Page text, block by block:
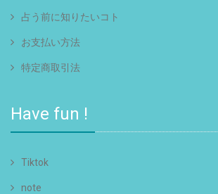
占う前に知りたいコト
お支払い方法
特定商取引法
Have fun !
Tiktok
note